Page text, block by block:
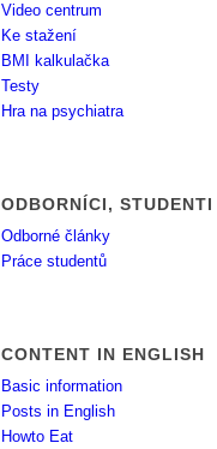
Video centrum
Ke stažení
BMI kalkulačka
Testy
Hra na psychiatra
ODBORNÍCI, STUDENTI
Odborné články
Práce studentů
CONTENT IN ENGLISH
Basic information
Posts in English
Howto Eat